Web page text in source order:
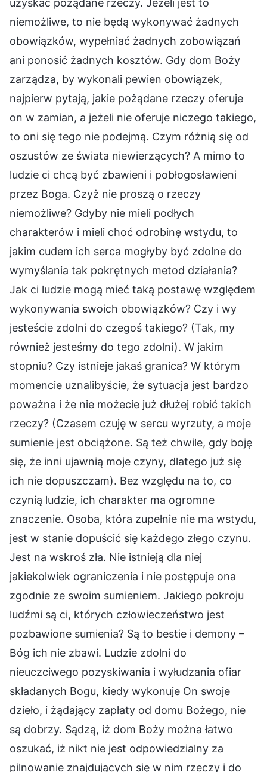
niemożliwe, to nie będą wykonywać żadnych
obowiązków, wypełniać żadnych zobowiązań
ani ponosić żadnych kosztów. Gdy dom Boży
zarządza, by wykonali pewien obowiązek,
najpierw pytają, jakie pożądane rzeczy oferuje
on w zamian, a jeżeli nie oferuje niczego takiego,
to oni się tego nie podejmą. Czym różnią się od
oszustów ze świata niewierzących? A mimo to
ludzie ci chcą być zbawieni i pobłogosławieni
przez Boga. Czyż nie proszą o rzeczy
niemożliwe? Gdyby nie mieli podłych
charakterów i mieli choć odrobinę wstydu, to
jakim cudem ich serca mogłyby być zdolne do
wymyślania tak pokrętnych metod działania?
Jak ci ludzie mogą mieć taką postawę względem
wykonywania swoich obowiązków? Czy i wy
jesteście zdolni do czegoś takiego? (Tak, my
również jesteśmy do tego zdolni). W jakim
stopniu? Czy istnieje jakaś granica? W którym
momencie uznalibyście, że sytuacja jest bardzo
poważna i że nie możecie już dłużej robić takich
rzeczy? (Czasem czuję w sercu wyrzuty, a moje
sumienie jest obciążone. Są też chwile, gdy boję
się, że inni ujawnią moje czyny, dlatego już się
ich nie dopuszczam). Bez względu na to, co
czynią ludzie, ich charakter ma ogromne
znaczenie. Osoba, która zupełnie nie ma wstydu,
jest w stanie dopuścić się każdego złego czynu.
Jest na wskroś zła. Nie istnieją dla niej
jakiekolwiek ograniczenia i nie postępuje ona
zgodnie ze swoim sumieniem. Jakiego pokroju
ludźmi są ci, których człowieczeństwo jest
pozbawione sumienia? Są to bestie i demony –
Bóg ich nie zbawi. Ludzie zdolni do
nieuczciwego pozyskiwania i wyłudzania ofiar
składanych Bogu, kiedy wykonuje On swoje
dzieło, i żądający zapłaty od domu Bożego, nie
są dobrzy. Sądzą, iż dom Boży można łatwo
oszukać, iż nikt nie jest odpowiedzialny za
pilnowanie znajdujących się w nim rzeczy i do